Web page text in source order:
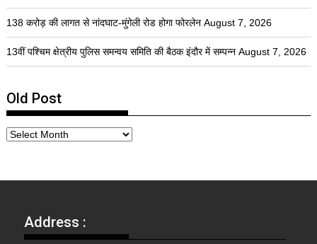
138 करोड़ की लागत से नांदघाट-मुंगेली रोड होगा फोरलेन August 7, 2026
13वीं पश्चिम क्षेत्रीय पुलिस समन्वय समिति की बैठक इंदौर में सम्पन्न August 7, 2026
Old Post
Address :